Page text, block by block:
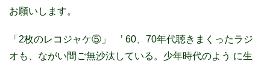
お願いします。
「2枚のレコジャケ⑤」 ’ 60、70年代聴きまくったラジ
オも、ながい間ご無沙汰している。少年時代のよう に生